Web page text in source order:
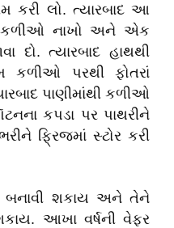
કરી લો. ત્યારબાદ આ
કળીઓ નાખો અને એક
દો. ત્યારબાદ હાથથી
પરથી ફોતરાં
પાણીમાંથી કળીઓ
કપડા પર પાથરીને
ફ્રિજમાં સ્ટોર કરી
બનાવી શકાય અને તેને
આખા વર્ષની વેફર